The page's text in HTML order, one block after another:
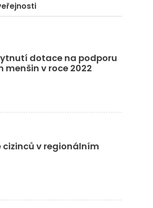
dotace na podporu
v roce 2022
v regionálním